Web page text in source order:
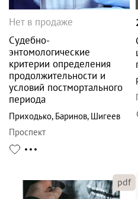
Нет в продаже
Судебно-
энтомологические
критерии определения
продолжительности и
условий постмортального
периода
Приходько, Баринов, Шигеев
Проспект
pdf